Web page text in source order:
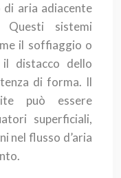
aria adiacente
Questi sistemi
il soffiaggio o
il distacco dello
di forma. Il
può essere
superficiali,
nel flusso d’aria